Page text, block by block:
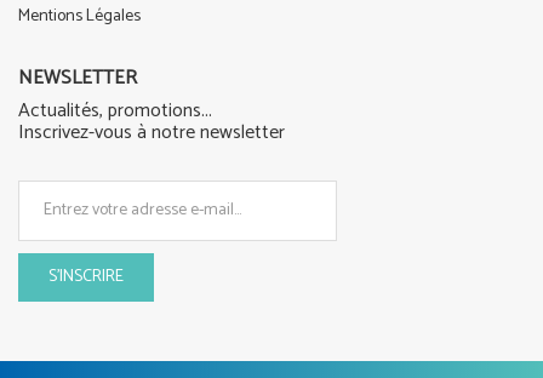
Mentions Légales
NEWSLETTER
Actualités, promotions...
Inscrivez-vous à notre newsletter
S'INSCRIRE